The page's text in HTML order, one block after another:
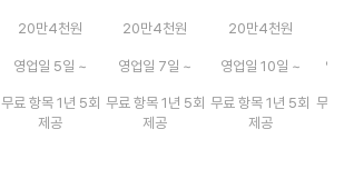
20만4천원 20만4천원 20만4천원
영업일 5일 ~ 영업일 7일 ~ 영업일 10일 ~ 영
무료 항목 1년 5회
제공
무료 항목 1년 5회
제공
무료 항목 1년 5회
제공
무료